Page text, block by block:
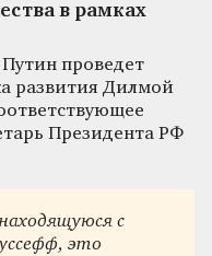
в рамках
проведет
развития Дилмой
Президента РФ
с
это